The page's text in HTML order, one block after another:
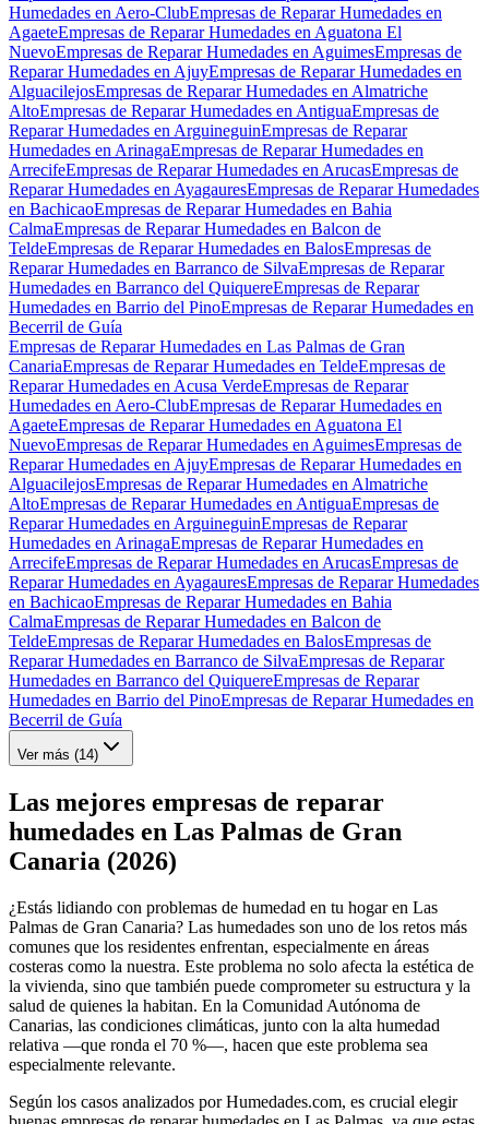
Humedades en Aero-ClubEmpresas de Reparar Humedades en
AgaeteEmpresas de Reparar Humedades en Aguatona El
NuevoEmpresas de Reparar Humedades en AguimesEmpresas de
Reparar Humedades en AjuyEmpresas de Reparar Humedades en
AlguacilejosEmpresas de Reparar Humedades en Almatriche
AltoEmpresas de Reparar Humedades en AntiguaEmpresas de
Reparar Humedades en ArguineguinEmpresas de Reparar
Humedades en ArinagaEmpresas de Reparar Humedades en
ArrecifeEmpresas de Reparar Humedades en ArucasEmpresas de
Reparar Humedades en AyagauresEmpresas de Reparar Humedades
en BachicaoEmpresas de Reparar Humedades en Bahia
CalmaEmpresas de Reparar Humedades en Balcon de
TeldeEmpresas de Reparar Humedades en BalosEmpresas de
Reparar Humedades en Barranco de SilvaEmpresas de Reparar
Humedades en Barranco del QuiquereEmpresas de Reparar
Humedades en Barrio del PinoEmpresas de Reparar Humedades en
Becerril de Guía
Empresas de Reparar Humedades en Las Palmas de Gran
CanariaEmpresas de Reparar Humedades en TeldeEmpresas de
Reparar Humedades en Acusa VerdeEmpresas de Reparar
Humedades en Aero-ClubEmpresas de Reparar Humedades en
AgaeteEmpresas de Reparar Humedades en Aguatona El
NuevoEmpresas de Reparar Humedades en AguimesEmpresas de
Reparar Humedades en AjuyEmpresas de Reparar Humedades en
AlguacilejosEmpresas de Reparar Humedades en Almatriche
AltoEmpresas de Reparar Humedades en AntiguaEmpresas de
Reparar Humedades en ArguineguinEmpresas de Reparar
Humedades en ArinagaEmpresas de Reparar Humedades en
ArrecifeEmpresas de Reparar Humedades en ArucasEmpresas de
Reparar Humedades en AyagauresEmpresas de Reparar Humedades
en BachicaoEmpresas de Reparar Humedades en Bahia
CalmaEmpresas de Reparar Humedades en Balcon de
TeldeEmpresas de Reparar Humedades en BalosEmpresas de
Reparar Humedades en Barranco de SilvaEmpresas de Reparar
Humedades en Barranco del QuiquereEmpresas de Reparar
Humedades en Barrio del PinoEmpresas de Reparar Humedades en
Becerril de Guía
Ver más (14)
Las mejores empresas de reparar
humedades en Las Palmas de Gran
Canaria (2026)
¿Estás lidiando con problemas de humedad en tu hogar en Las
Palmas de Gran Canaria? Las humedades son uno de los retos más
comunes que los residentes enfrentan, especialmente en áreas
costeras como la nuestra. Este problema no solo afecta la estética de
la vivienda, sino que también puede comprometer su estructura y la
salud de quienes la habitan. En la Comunidad Autónoma de
Canarias, las condiciones climáticas, junto con la alta humedad
relativa —que ronda el 70 %—, hacen que este problema sea
especialmente relevante.
Según los casos analizados por Humedades.com, es crucial elegir